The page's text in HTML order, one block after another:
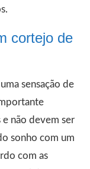
cortejo de
sensação de
e não devem ser
sonho com um
com as